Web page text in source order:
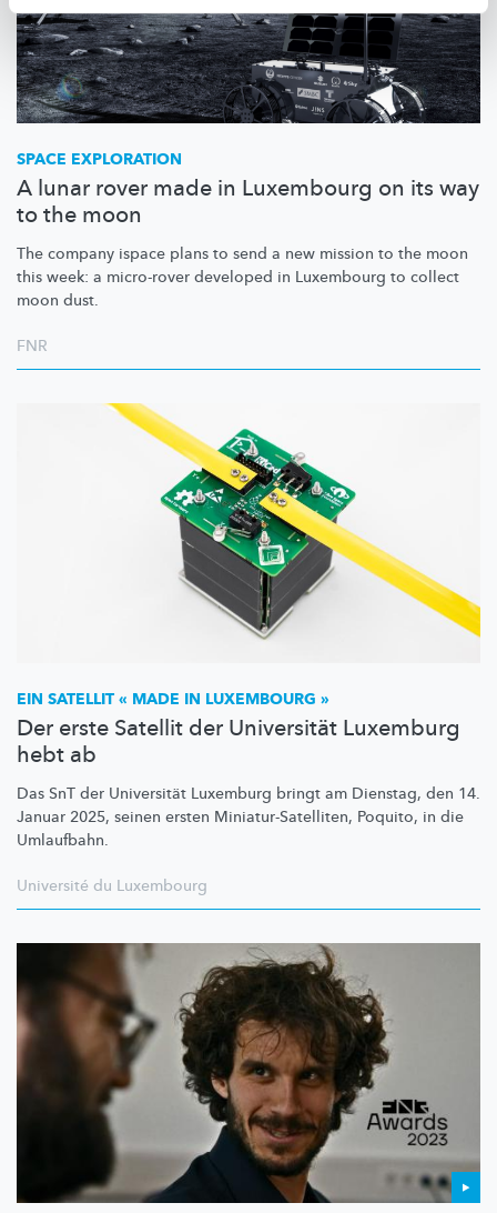
SPACE EXPLORATION
A lunar rover made in Luxembourg on its way
to the moon
The company ispace plans to send a new mission to the moon
this week: a micro-rover developed in Luxembourg to collect
moon dust.
FNR
EIN SATELLIT « MADE IN LUXEMBOURG »
Der erste Satellit der Universität Luxemburg
hebt ab
Das SnT der Universität Luxemburg bringt am Dienstag, den 14.
Januar 2025, seinen ersten Miniatur-Satelliten, Poquito, in die
Umlaufbahn.
Université du Luxembourg